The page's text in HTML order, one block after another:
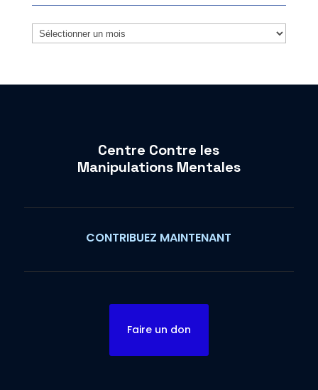
Archives
Centre Contre les
Manipulations Mentales
CONTRIBUEZ MAINTENANT
Faire un don